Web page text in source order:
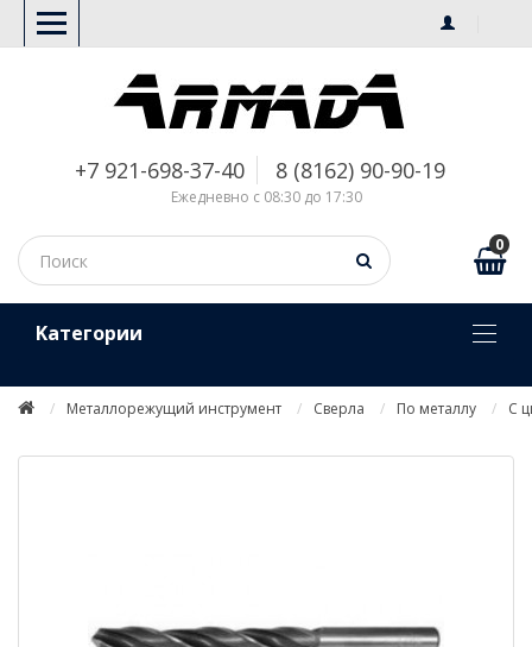
+7 921-698-37-40 8 (8162) 90-90-19
Ежедневно с 08:30 до 17:30
0
Kатегории
Металлорежущий инструмент Сверла По металлу С